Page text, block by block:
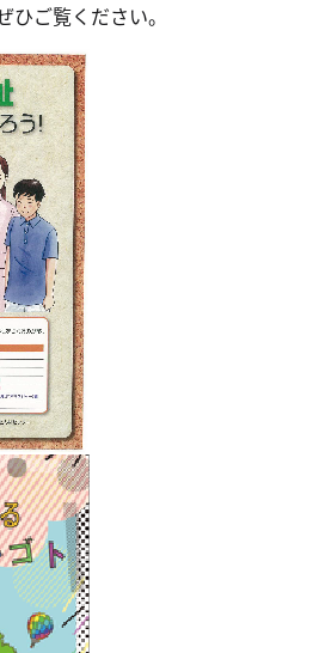
ひご覧ください。